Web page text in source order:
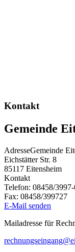
Kontakt
Gemeinde
AdresseGemeinde
Eichstätter Str. 8
85117 Eitensheim
Kontakt
Telefon: 08458/
Fax: 08458/399727
E-Mail senden
Mailadresse für